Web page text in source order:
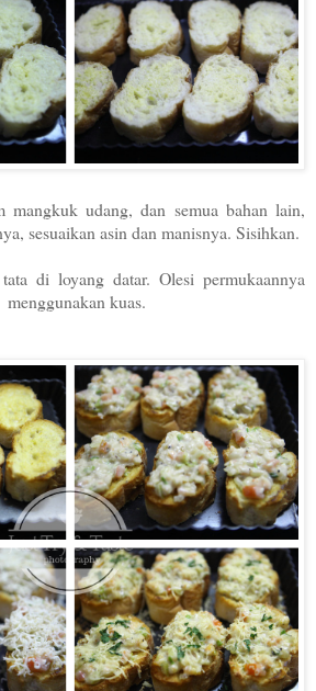
mangkuk udang, dan semua bahan lain,
sesuaikan asin dan manisnya. Sisihkan.
di loyang datar. Olesi permukaannya
kuas.